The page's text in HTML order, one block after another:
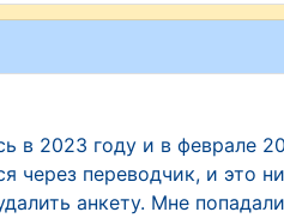
в 2023 году и в феврале
переводчик, и это
анкету. Мне